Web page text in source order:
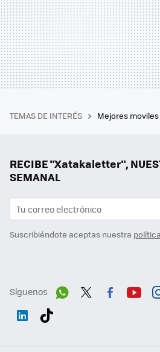
TEMAS DE INTERÉS Mejores
RECIBE "Xatakaletter",
SEMANAL
Suscribiéndote aceptas nuestra
Síguenos